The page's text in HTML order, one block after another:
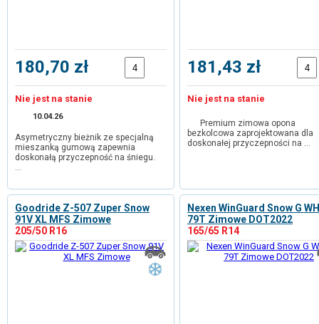
180,70 zł
Nie jest na stanie
10.04.26
Asymetryczny bieżnik ze specjalną
mieszanką gumową zapewnia
doskonałą przyczepność na śniegu.
…
181,43 zł
Nie jest na stanie
Premium zimowa opona
bezkolcowa zaprojektowana dla
doskonałej przyczepności na …
Goodride Z-507 Zuper Snow
91V XL MFS Zimowe
205/50 R16
Nexen WinGuard Snow G
79T Zimowe DOT2022
165/65 R14